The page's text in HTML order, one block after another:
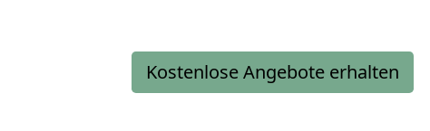
Kostenlose Angebote erhalten